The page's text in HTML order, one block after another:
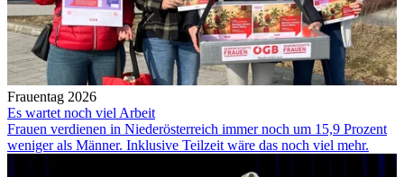
Frauentag 2026
Es wartet noch viel Arbeit
Frauen verdienen in Niederösterreich immer noch um 15,9 Prozent
weniger als Männer. Inklusive Teilzeit wäre das noch viel mehr.